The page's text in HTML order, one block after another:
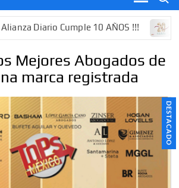
Diario Cumple 10 AÑOS !!!
Mejores Abogados de
marca registrada
DESTACADO